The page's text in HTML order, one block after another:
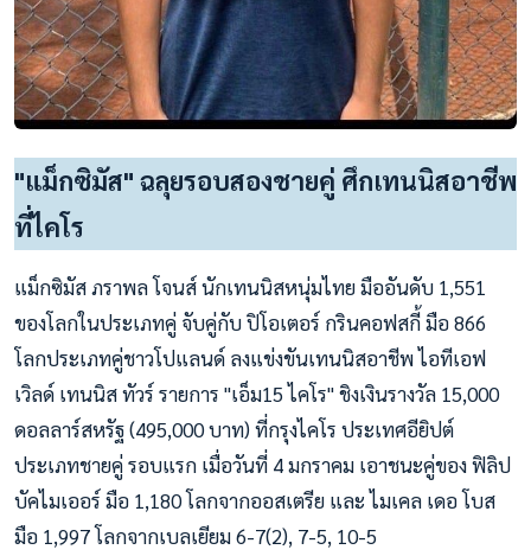
"แม็กซิมัส" ฉลุยรอบสองชายคู่ ศึกเทนนิสอาชีพ
ที่ไคโร
แม็กซิมัส ภราพล โจนส์ นักเทนนิสหนุ่มไทย มืออันดับ 1,551
ของโลกในประเภทคู่ จับคู่กับ ปิโอเตอร์ กรินคอฟสกี้ มือ 866
โลกประเภทคู่ชาวโปแลนด์ ลงแข่งขันเทนนิสอาชีพ ไอทีเอฟ
เวิลด์ เทนนิส ทัวร์ รายการ "เอ็ม15 ไคโร" ชิงเงินรางวัล 15,000
ดอลลาร์สหรัฐ (495,000 บาท) ที่กรุงไคโร ประเทศอียิปต์
ประเภทชายคู่ รอบแรก เมื่อวันที่ 4 มกราคม เอาชนะคู่ของ ฟิลิป
บัคไมเออร์ มือ 1,180 โลกจากออสเตรีย และ ไมเคล เดอ โบส
มือ 1,997 โลกจากเบลเยียม 6-7(2), 7-5, 10-5